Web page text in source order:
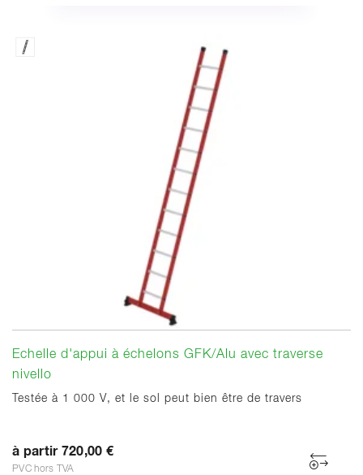
Echelle d'appui à échelons GFK/Alu avec traverse
nivello
Testée à 1 000 V, et le sol peut bien être de travers
à partir 720,00 €
PVC hors TVA